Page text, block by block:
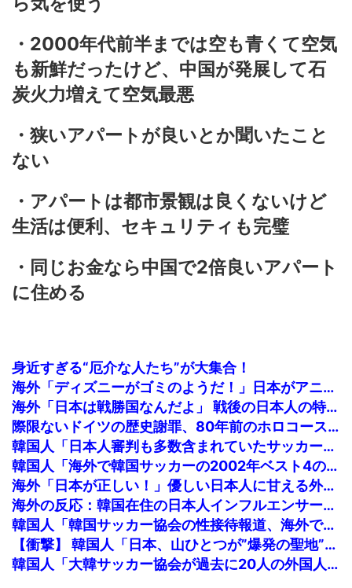
・2000年代前半までは空も青くて空気
も新鮮だったけど、中国が発展して石
炭火力増えて空気最悪
・狭いアパートが良いとか聞いたこと
ない
・アパートは都市景観は良くないけど
生活は便利、セキュリティも完璧
・同じお金なら中国で2倍良いアパート
に住める
身近すぎる“厄介な人たち”が大集合！
海外「ディズニーがゴミのようだ！」日本がアニメ化した米人気SF作品に絶賛の声が殺到中
海外「日本は戦勝国なんだよ」 戦後の日本人の特別な生き様に各国から称賛の声
際限ないドイツの歴史謝罪、80年前のホロコースト被害者に賠償…「日本はドイツを見習え」
韓国人「日本人審判も多数含まれていたサッカー協会の衝撃的な接待リストに衝撃の声！」→「日本人審判の名前が次々と明るみに‥」
韓国人「海外で韓国サッカーの2002年ベスト4の実力は、実際にはどれくらい認められてるんだ…？（ブルブル」＝韓国の反応
海外「日本が正しい！」優しい日本人に甘える外国人に海外が大騒ぎ
海外の反応：韓国在住の日本人インフルエンサーがライブ配信中に自殺、Kポップファンから嫌がらせか
韓国人「韓国サッカー協会の性接待報道、海外でも大騒ぎに・・・2002年W杯4強の記録取り消しの声も」→「マジで国の恥だ」「2002年まで疑う価値があ...
【衝撃】 韓国人「日本、山ひとつが”爆発の聖地”になってる」
韓国人「大韓サッカー協会が過去に20人の外国人審判らに不謹慎接待をしていた証拠が揃いながらも不起訴処分に成っていた事が明らかに‥」